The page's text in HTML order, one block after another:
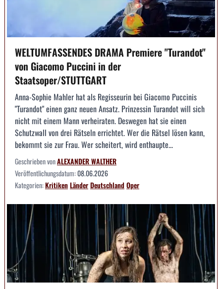
WELTUMFASSENDES DRAMA Premiere "Turandot"
von Giacomo Puccini in der
Staatsoper/STUTTGART
Anna-Sophie Mahler hat als Regisseurin bei Giacomo Puccinis
"Turandot" einen ganz neuen Ansatz. Prinzessin Turandot will sich
nicht mit einem Mann verheiraten. Deswegen hat sie einen
Schutzwall von drei Rätseln errichtet. Wer die Rätsel lösen kann,
bekommt sie zur Frau. Wer scheitert, wird enthaupte...
Geschrieben vonALEXANDER WALTHER
Veröffentlichungsdatum:08.06.2026
Kategorien:KritikenLänderDeutschlandOper